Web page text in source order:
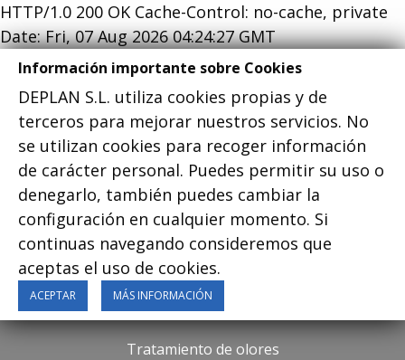
HTTP/1.0 200 OK Cache-Control: no-cache, private
Date: Fri, 07 Aug 2026 04:24:27 GMT
Información importante sobre Cookies
DEPLAN S.L. utiliza cookies propias y de
terceros para mejorar nuestros servicios. No
se utilizan cookies para recoger información
de carácter personal. Puedes permitir su uso o
denegarlo, también puedes cambiar la
configuración en cualquier momento. Si
continuas navegando consideremos que
aceptas el uso de cookies.
ACEPTAR MÁS INFORMACIÓN
Menu
Previous Slide
◀︎
Tratamiento de olores